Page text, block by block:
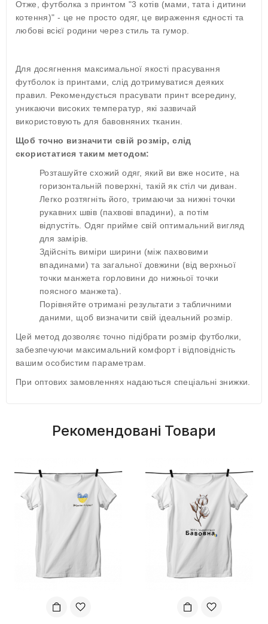
Отже, футболка з принтом "3 котів (мами, тата і дитини
котення)" - це не просто одяг, це вираження єдності та
любові всієї родини через стиль та гумор.
Для досягнення максимальної якості прасування
футболок із принтами, слід дотримуватися деяких
правил. Рекомендується прасувати принт всередину,
уникаючи високих температур, які зазвичай
використовують для бавовняних тканин.
Щоб точно визначити свій розмір, слід
скористатися таким методом:
Розташуйте схожий одяг, який ви вже носите, на
горизонтальній поверхні, такій як стіл чи диван.
Легко розтягніть його, тримаючи за нижні точки
рукавних швів (пахвові впадини), а потім
відпустіть. Одяг прийме свій оптимальний вигляд
для замірів.
Здійсніть виміри ширини (між пахвовими
впадинами) та загальної довжини (від верхньої
точки манжета горловини до нижньої точки
поясного манжета).
Порівняйте отримані результати з табличними
даними, щоб визначити свій ідеальний розмір.
Цей метод дозволяє точно підібрати розмір футболки,
забезпечуючи максимальний комфорт і відповідність
вашим особистим параметрам.
При оптових замовленнях надаються спеціальні знижки.
Рекомендовані Товари